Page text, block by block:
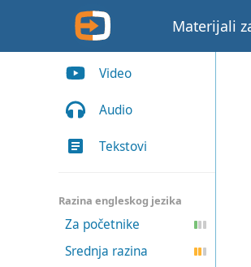
Materijali
Video
Audio
Tekstovi
Razina engleskog jezika
Za početnike
Srednja razina